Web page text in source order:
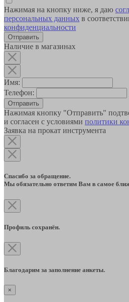
Нажимая на кнопку ниже, я даю
персональных данных в
конфиденциальности
Наличие в магазинах
Имя:
Телефон:
Отправить
Нажимая кнопку "Отправить"
и согласен с условиями политики
Заявка на прокат инструмента
Спасибо за обращение.
Мы обязательно ответим Вам в самое
Профиль сохранён.
Благодарим за заполнение анкеты.
×